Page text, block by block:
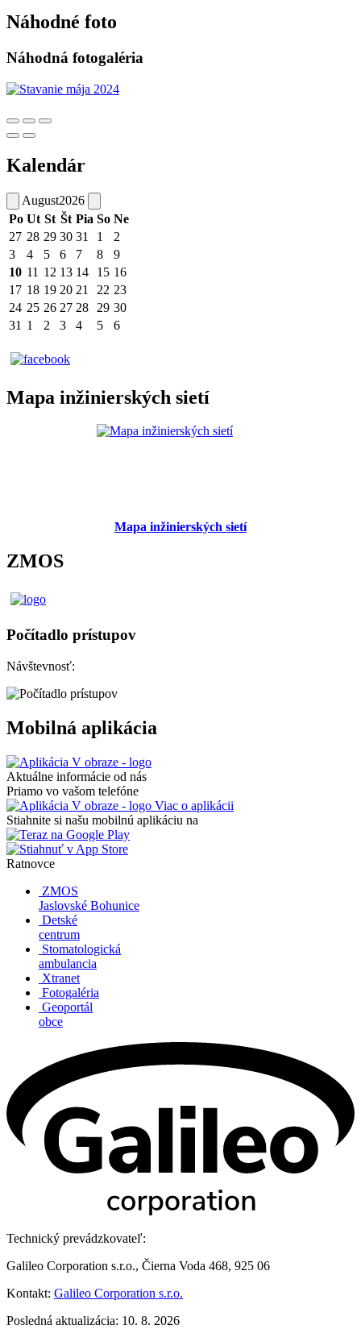
Náhodné foto
Náhodná fotogaléria
Kalendár
August2026
Po Ut St Št Pia So Ne
27 28 29 30 31 1
2
3
4 5 6 7 8
9
10 11 12 13 14 15 16
17 18 19 20 21 22 23
24 25 26 27 28 29 30
31 1 2 3 4 5 6
Mapa inžinierských sietí
Mapa inžinierských sietí
ZMOS
Počítadlo prístupov
Návštevnosť:
Mobilná aplikácia
Aktuálne informácie od nás
Priamo vo vašom telefóne
Viac o aplikácii
Stiahnite si našu mobilnú aplikáciu na
Ratnovce
ZMOS
Jaslovské Bohunice
Detské
centrum
Stomatologická
ambulancia
Xtranet
Fotogaléria
Geoportál
obce
Technický prevádzkovateľ:
Galileo Corporation s.r.o., Čierna Voda 468, 925 06
Kontakt: Galileo Corporation s.r.o.
Posledná aktualizácia: 10. 8. 2026